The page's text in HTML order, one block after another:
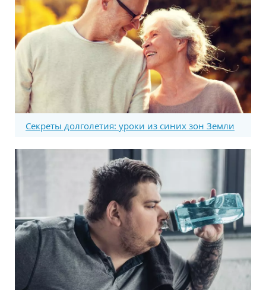
Секреты долголетия: уроки из синих зон Земли